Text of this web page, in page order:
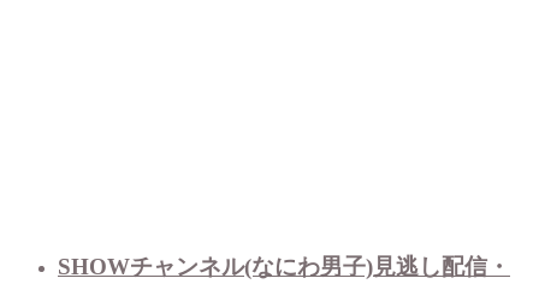
SHOWチャンネル(なにわ男子)見逃し配信・